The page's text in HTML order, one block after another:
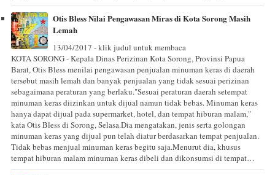
Otis Bless Nilai Pengawasan Miras di Kota Sorong Masih
Lemah
13/04/2017 - klik judul untuk membaca
KOTA SORONG - Kepala Dinas Perizinan Kota Sorong, Provinsi Papua
Barat, Otis Bless menilai pengawasan penjualan minuman keras di daerah
tersebut masih lemah dan banyak penjualan yang tidak sesuai perizinan
sebagaimana peraturan yang berlaku."Sesuai peraturan daerah setempat
minuman keras diizinkan untuk dijual namun tidak bebas. Minuman keras
hanya dapat dijual pada supermarket, hotel, dan tempat hiburan malam,"
kata Otis Bless di Sorong, Selasa.Dia mengatakan, jenis serta golongan
minuman keras yang dijual pun telah diatur berdasarkan tempat penjualan.
Tidak bebas menjual minuman keras begitu saja.Menurut dia, khusus
tempat hiburan malam minuman keras dibeli dan dikonsumsi di tempat…